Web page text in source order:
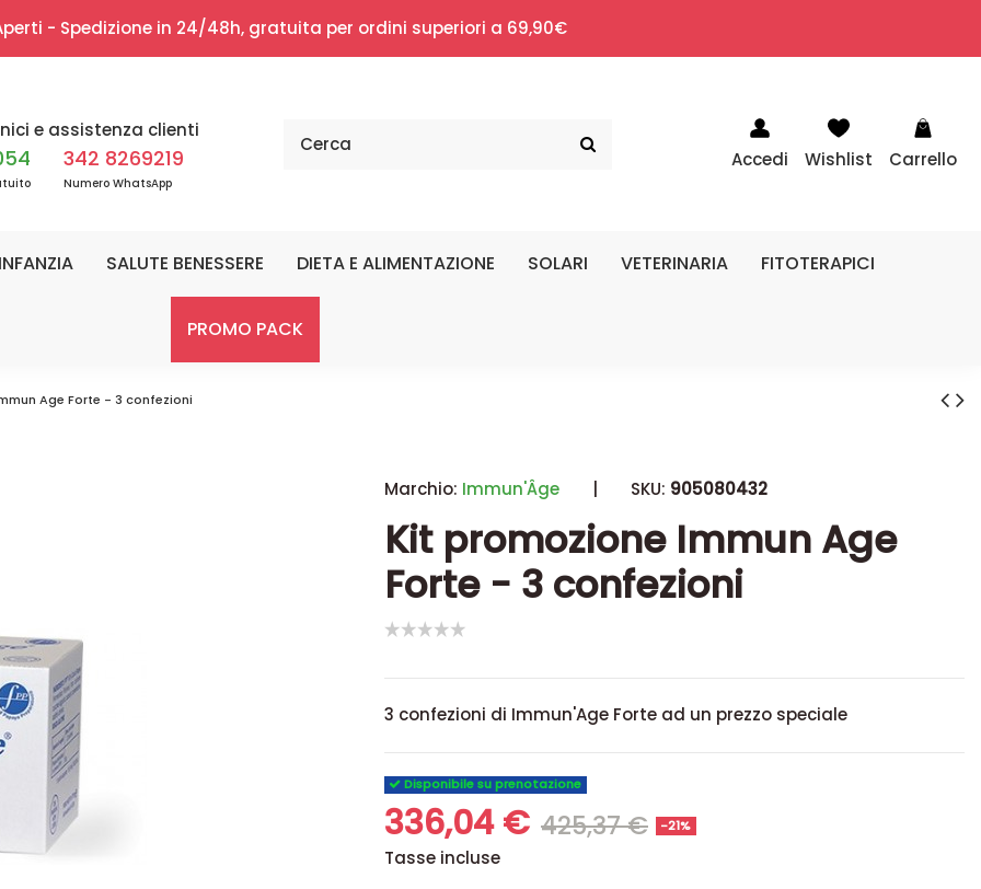
- Spedizione in 24/48h, gratuita per ordini superiori a 69,90€
e assistenza clienti
342 8269219
Numero WhatsApp
Accedi Wishlist Carrello
SALUTE BENESSERE DIETA E ALIMENTAZIONE SOLARI VETERINARIA FITOTERAPICI
PROMO PACK
Age Forte - 3 confezioni
Marchio: Immun'Âge | SKU: 905080432
Kit promozione Immun Age
Forte - 3 confezioni
3 confezioni di Immun'Age Forte ad un prezzo speciale
Disponibile su prenotazione
336,04 € 425,37 € -21%
Tasse incluse